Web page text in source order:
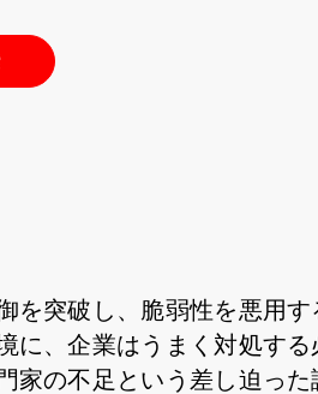
を突破し、脆弱性を悪用
に、企業はうまく対処す
家の不足という差し迫っ